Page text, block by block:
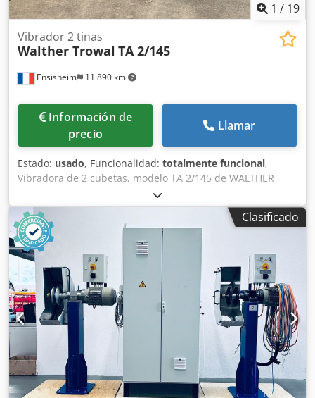
1 / 19
Ensisheim 11.890 km
Vibrador 2 tinas
Walther Trowal TA 2/145
Información de
precio
Llamar
Estado: usado, Funcionalidad: totalmente funcional,
Vibradora de 2 cubetas, modelo TA 2/145 de WALTHER
TROWAL. Dimensiones internas de la cubeta: largo 840
mm x ancho 360 mm x profundidad 470 mm.
Recubrimiento en buen estado. Carga por la parte
superior. Descarga de piezas a través de las compuertas
frontales. Máquina en funcionamiento. Motor: año 2012.
Potencia del motor: 11 kW. Voltaje: 380 V. Dimensiones
(largo x ancho x alto): 2600 x 2000 x 1300 mm.
Dedpfxjzmxwfo Aivekr Peso: aproximadamente 4
toneladas.
Clasificado